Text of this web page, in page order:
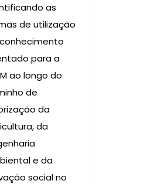
as
de utilização
para a
ao longo do
de
da
da
e da
social no